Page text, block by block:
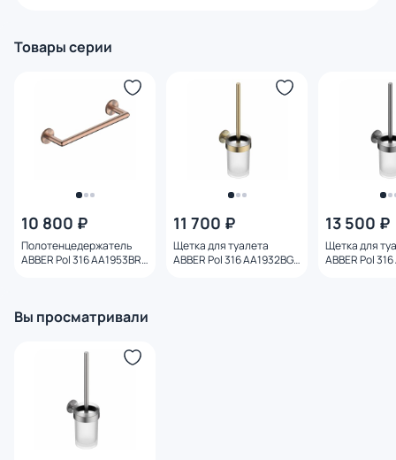
Товары серии
10 800 ₽
Полотенцедержатель
ABBER Pol 316 AA1953BRG
11 700 ₽
Щетка для туалета
ABBER Pol 316 AA1932BG
13 500 ₽
Щетка для
ABBER Pol
Вы просматривали